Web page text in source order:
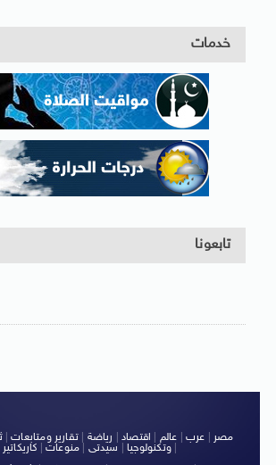
خدمات
تابعونا
مصر عرب عالم اقتصاد رياضة |تقارير ومتابعات|
وتكنولوجيا| سيدتى منوعات كاريكاتير
|